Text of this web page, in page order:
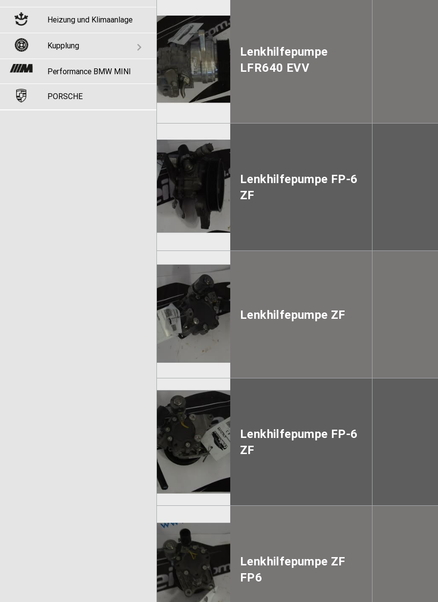
Heizung und Klimaanlage
Kupplung
Performance BMW MINI
PORSCHE
Lenkhilfepumpe
LFR640 EVV
Lenkhilfepumpe FP-6
ZF
Lenkhilfepumpe ZF
Lenkhilfepumpe FP-6
ZF
Lenkhilfepumpe ZF
FP6